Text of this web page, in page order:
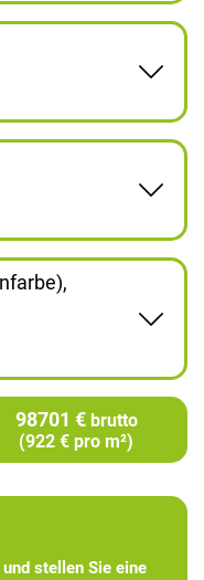
98701 € brutto
(922 € pro m²)
stellen Sie eine